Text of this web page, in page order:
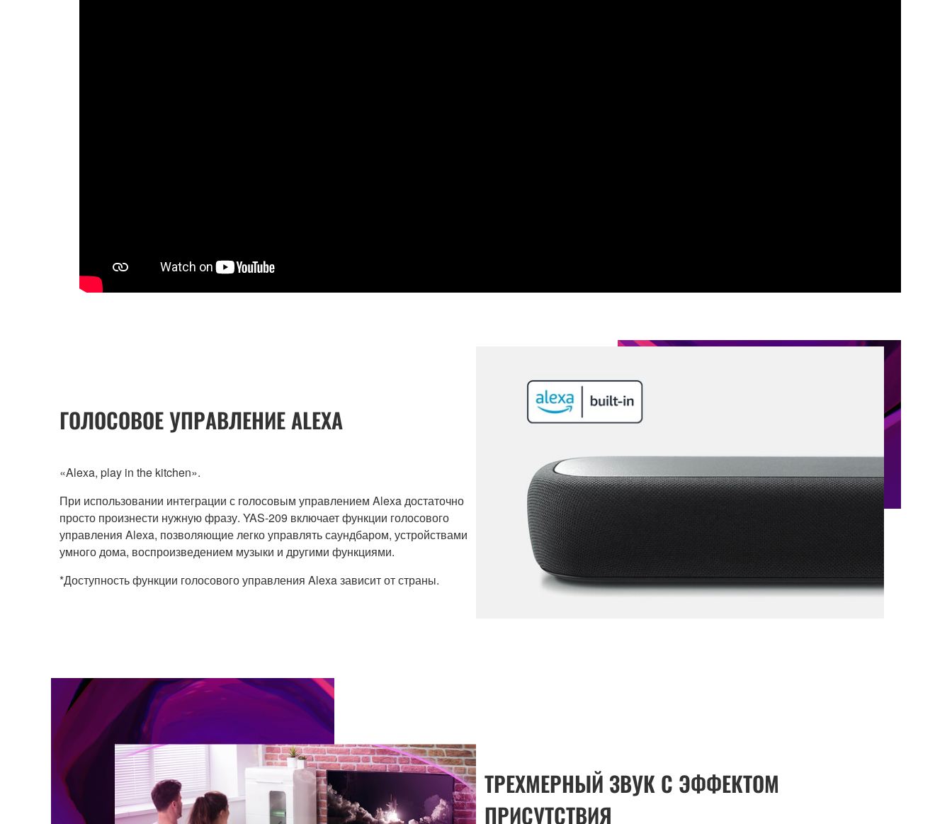
ГОЛОСОВОЕ УПРАВЛЕНИЕ ALEXA
«Alexa, play in the kitchen».
При использовании интеграции с голосовым управлением Alexa достаточно
просто произнести нужную фразу. YAS-209 включает функции голосового
управления Alexa, позволяющие легко управлять саундбаром, устройствами
умного дома, воспроизведением музыки и другими функциями.
*Доступность функции голосового управления Alexa зависит от страны.
ТРЕХМЕРНЫЙ ЗВУК С ЭФФЕКТОМ
ПРИСУТСТВИЯ